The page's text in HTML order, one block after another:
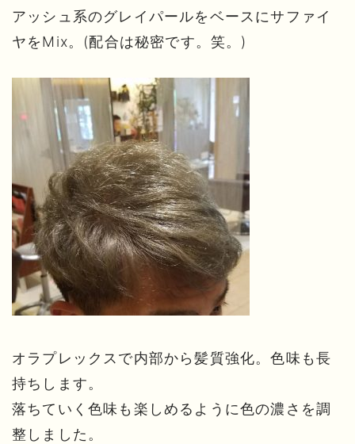
アッシュ系のグレイパールをベースにサファイ
ヤをMix。(配合は秘密です。笑。)
オラプレックスで内部から髪質強化。色味も長
持ちします。
落ちていく色味も楽しめるように色の濃さを調
整しました。